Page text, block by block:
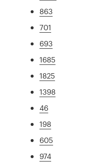
863
701
693
1685
1825
1398
46
198
605
974